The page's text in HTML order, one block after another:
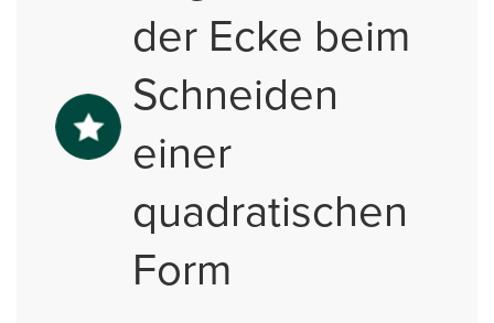
der Ecke beim
Schneiden
einer
quadratischen
Form